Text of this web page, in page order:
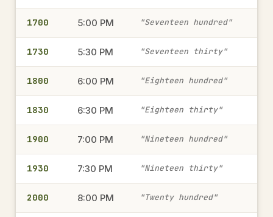
1415
軍用時間
2:15 PM
1515 3:15 PM
1315
軍用時間
1:15 PM
2345
1700 5:00 PM "Seventeen hundred"
1730 5:30 PM "Seventeen thirty"
1800 6:00 PM "Eighteen hundred"
1830 6:30 PM "Eighteen thirty"
1900 7:00 PM "Nineteen hundred"
1930 7:30 PM "Nineteen thirty"
2000 8:00 PM "Twenty hundred"